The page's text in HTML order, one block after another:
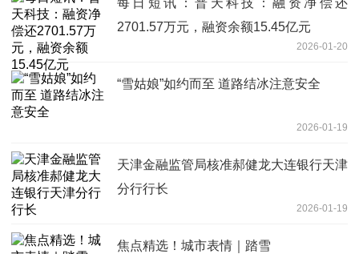
每日短讯：普天科技：融资净偿还
2701.57万元，融资余额15.45亿元
2026-01-20
“雪姑娘”如约而至 道路结冰注意安全
2026-01-19
天津金融监管局核准郝健龙大连银行天津
分行行长
2026-01-19
焦点精选！城市表情｜踏雪